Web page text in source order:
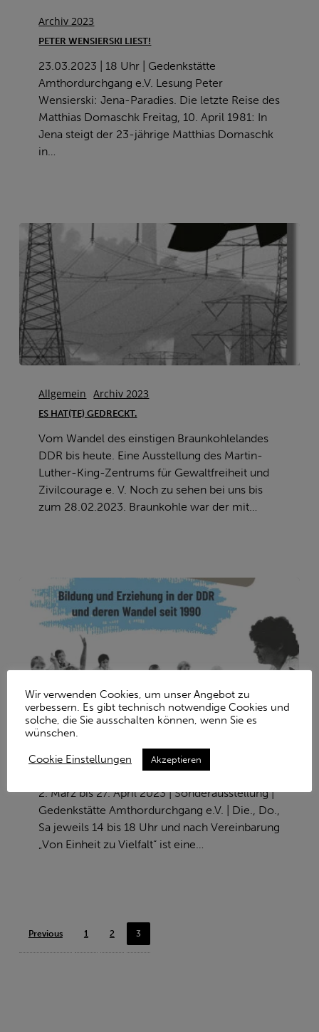
Wensierski
liest!
Archiv 2023
PETER WENSIERSKI LIEST!
23.03.2023 | 18 Uhr | Gedenkstätte
Amthordurchgang e.V. Lesung Peter
Wensierski: Jena-Paradies. Die letzte Reise des
Matthias Domaschk Freitag, 10. April 1981: In
Jena steigt der 23-jährige Matthias Domaschk
in…
hat(te)
gedreckt.
Allgemein Archiv 2023
ES HAT(TE) GEDRECKT.
Vom Wandel des einstigen Braunkohlelandes
DDR bis heute. Eine Ausstellung des Martin-
Luther-King-Zentrums für Gewaltfreiheit und
Zivilcourage e. V. Noch zu sehen bei uns bis
zum 28.02.2023. Braunkohle war der mit…
Von
zu
VON EINHEIT ZU VIELFALT
2. März bis 27. April 2023 | Sonderausstellung |
Gedenkstätte Amthordurchgang e.V. | Die., Do.,
Sa jeweils 14 bis 18 Uhr und nach Vereinbarung
„Von Einheit zu Vielfalt“ ist eine…
Previous 1 2 3
Wir verwenden Cookies, um unser Angebot zu
verbessern. Es gibt technisch notwendige Cookies und
solche, die Sie ausschalten können, wenn Sie es
wünschen.
Cookie Einstellungen Akzeptieren